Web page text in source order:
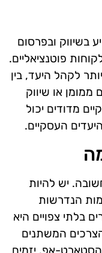
בשיווק ובפרסום
פוטנציאליים.
לקהל היעד, בין
או שיווק
מדודים יכול
העסקיים.
יש להיות
הנדרשות
בלתי צפויים היא
המשתנים